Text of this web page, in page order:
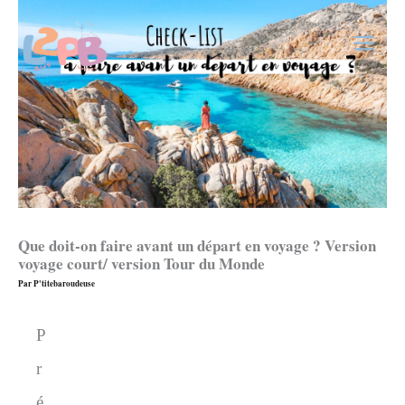
Aller
contenu
Que doit-on faire avant un départ en voyage ? Version
voyage court/ version Tour du Monde
ParP'titebaroudeuse
P
r